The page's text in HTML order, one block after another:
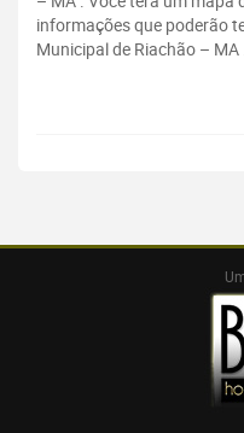
informações que poderão
Municipal de Riachão – MA